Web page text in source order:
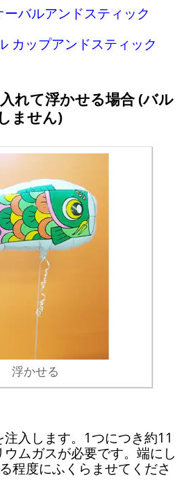
バルアンドスティック
カップアンドスティック
れて浮かせる場合 (バル
ません)
浮かせる
注入します。1つにつき約11
ウムガスが必要です。端にし
程度にふくらませてくださ